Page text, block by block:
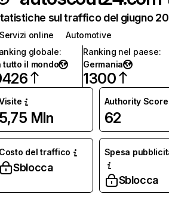
sul traffico del giugno
Servizi online
Automotive
globale:
tutto il mondo
Ranking nel paese:
Germania
1300
5,75 Mln
Authority Score
62
Costo del traffico
Sblocca
Spesa
Sblocca